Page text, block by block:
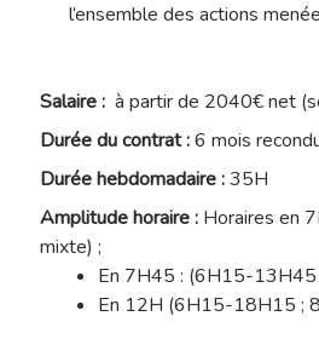
l’ensemble des actions
Salaire : à partir de 2040€ net
Durée du contrat :6 mois
Durée hebdomadaire :35H
Amplitude horaire :Horaires en
mixte) ;
En 7H45 : (6H15-
En 12H (6H15-18H15 ;